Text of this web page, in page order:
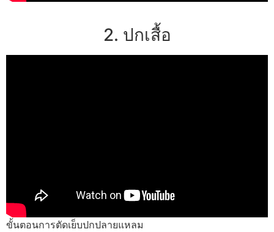
2. ปกเสื้อ
ขั้นตอนการตัดเย็บปกปลายแหลม